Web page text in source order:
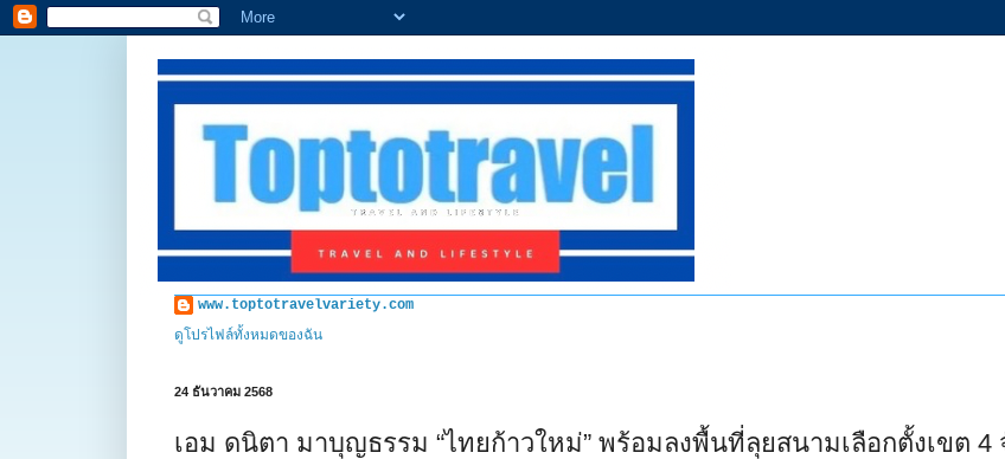
www.toptotravelvariety.com
ดูโปรไฟล์ทั้งหมดของฉัน
24 ธันวาคม 2568
เอม ดนิตา มาบุญธรรม “ไทยก้าวใหม่” พร้อมลงพื้นที่ลุยสนามเลือกตั้งเขต 4